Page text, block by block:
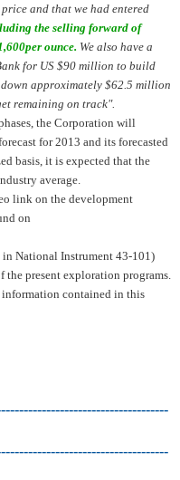
and that we had entered
the selling forward of
ounce. We also have a
for US $90 million to build
approximately $62.5 million
remaining on track".
the Corporation will
for 2013 and its forecasted
basis, it is expected that the
average.
link on the development
on
National Instrument 43-101)
present exploration programs.
information contained in this